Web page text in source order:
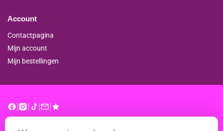
Account
Contactpagina
Mijn account
Mijn bestellingen